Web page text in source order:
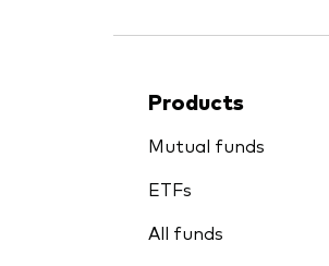
Products
Mutual funds
ETFs
All funds